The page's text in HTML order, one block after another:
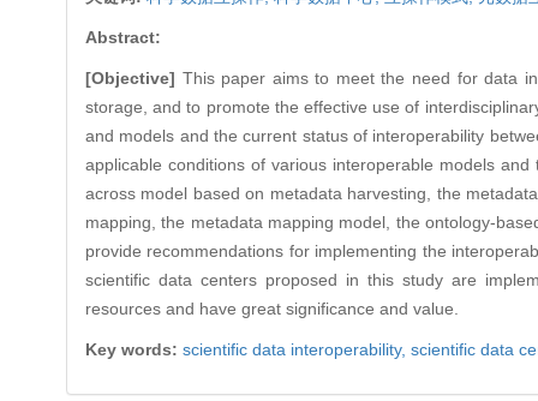
Abstract:
[Objective] This paper aims to meet the need for data
storage, and to promote the effective use of
and models and the current status of interoperability
applicable conditions of various interoperable models
across model based on metadata harvesting, the
mapping, the metadata mapping model, the ontology-
provide recommendations for implementing the
scientific data centers proposed in this study are
resources and have great significance and value.
Key words: scientific data interoperability, scientific data